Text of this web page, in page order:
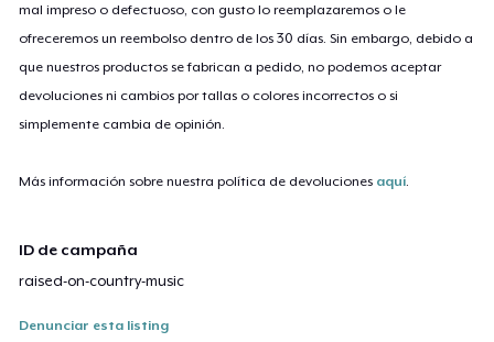
mal impreso o defectuoso, con gusto lo reemplazaremos o le
ofreceremos un reembolso dentro de los 30 días. Sin embargo, debido a
que nuestros productos se fabrican a pedido, no podemos aceptar
devoluciones ni cambios por tallas o colores incorrectos o si
simplemente cambia de opinión.
Más información sobre nuestra política de devoluciones aquí
ID de campaña
raised-on-country-music
Denunciar esta listing